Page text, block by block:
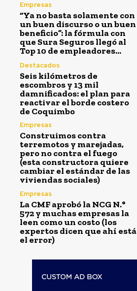
Empresas
“Ya no basta solamente con
un buen discurso o un buen
beneficio”: la fórmula con
que Sura Seguros llegó al
Top 10 de empleadores...
Destacados
Seis kilómetros de
escombros y 13 mil
damnificados: el plan para
reactivar el borde costero
de Coquimbo
Empresas
Construimos contra
terremotos y marejadas,
pero no contra el fuego
(esta constructora quiere
cambiar el estándar de las
viviendas sociales)
Empresas
La CMF aprobó la NCG N.°
572 y muchas empresas la
leen como un costo (los
expertos dicen que ahí está
el error)